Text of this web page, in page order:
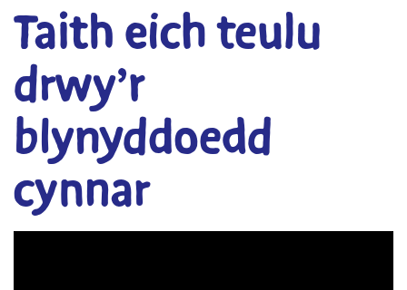
Taith eich teulu
drwy’r
blynyddoedd
cynnar